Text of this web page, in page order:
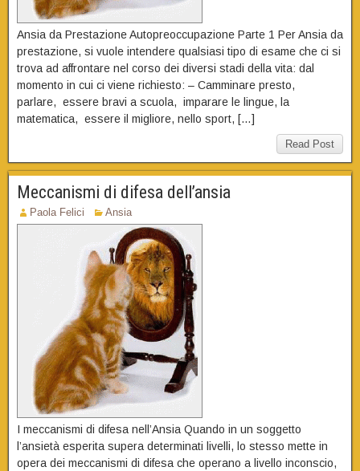
Ansia da Prestazione Autopreoccupazione Parte 1 Per Ansia da
prestazione, si vuole intendere qualsiasi tipo di esame che ci si
trova ad affrontare nel corso dei diversi stadi della vita: dal
momento in cui ci viene richiesto: – Camminare presto,
parlare, essere bravi a scuola, imparare le lingue, la
matematica, essere il migliore, nello sport, […]
Read Post
Meccanismi di difesa dell’ansia
Paola Felici Ansia
I meccanismi di difesa nell’Ansia Quando in un soggetto
l’ansietà esperita supera determinati livelli, lo stesso mette in
opera dei meccanismi di difesa che operano a livello inconscio,